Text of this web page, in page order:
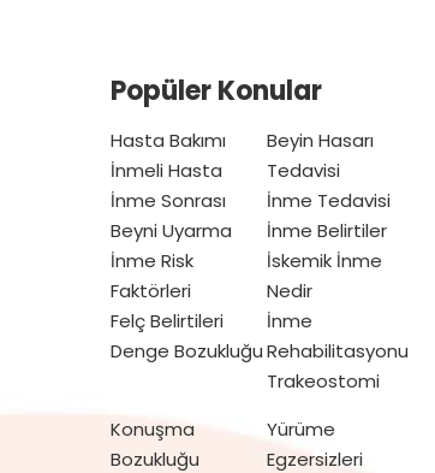
Popüler Konular
Hasta Bakımı
İnmeli Hasta
İnme Sonrası
Beyni Uyarma
İnme Risk
Faktörleri
Felç Belirtileri
Denge Bozukluğu
Beyin Hasarı
Tedavisi
İnme Tedavisi
İnme Belirtiler
İskemik İnme
Nedir
İnme
Rehabilitasyonu
Trakeostomi
Konuşma
Bozukluğu
Yürüme
Egzersizleri